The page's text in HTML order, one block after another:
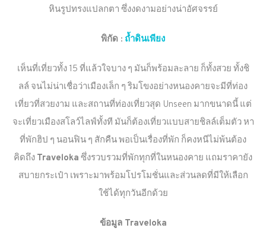
หินรูปทรงแปลกตา ซึ่งงดงามอย่างน่าอัศจรรย์
พิกัด : ถ้ำดินเพียง
เห็นที่เที่ยวทั้ง 15 ที่แล้วใจบาง ๆ มันก็พร้อมละลาย ก็ทั้งสวย ทั้งชิ
ลล์ จนไม่น่าเชื่อว่าเมืองเล็ก ๆ ริมโขงอย่างหนองคายจะมีที่ท่อง
เที่ยวที่สวยงาม และสถานที่ท่องเที่ยวสุด Unseen มากขนาดนี้ แต่
จะเที่ยวเมืองสโลว์ไลฟ์ทั้งที มันก็ต้องเที่ยวแบบสายชิลล์เต็มตัว หา
ที่พักฮิป ๆ นอนฟิน ๆ สักคืน พอเป็นเรื่องที่พัก ก็คงหนีไม่พ้นต้อง
คิดถึง Traveloka ซึ่งรวบรวมที่พักทุกที่ในหนองคาย แถมราคายัง
สบายกระเป๋า เพราะมาพร้อมโปรโมชั่นและส่วนลดที่มีให้เลือก
ใช้ได้ทุกวันอีกด้วย
ข้อมูล Traveloka